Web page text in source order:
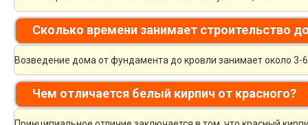
Сколько времени занимает строительство
Возведение дома от фундамента до кровли занимает около
Чем отличается белый кирпич от красного?